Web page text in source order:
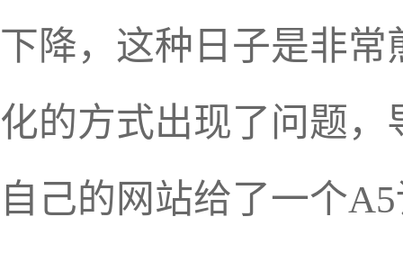
下降，这种日子是非
化的方式出现了问题
自己的网站给了一个